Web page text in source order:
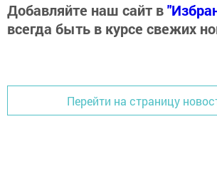
Добавляйте наш сайт в
всегда быть в курсе свежих
Перейти на страницу